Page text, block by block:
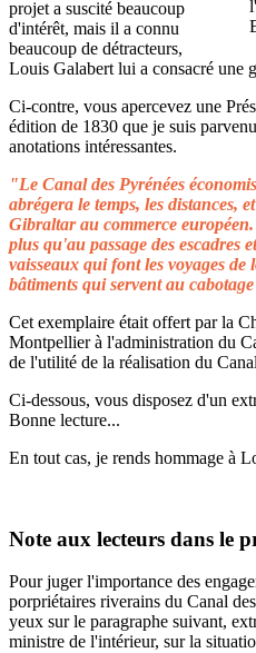
projet a suscité beaucoup
d'intérêt, mais il a connu
beaucoup de détracteurs,
Louis Galabert lui a consacré une
Ci-contre, vous apercevez une
édition de 1830 que je suis
anotations intéressantes.
"Le Canal des Pyrénées
abrégera le temps, les distances,
Gibraltar au commerce
plus qu'au passage des escadres
vaisseaux qui font les voyages de
bâtiments qui servent au
Cet exemplaire était offert par la
Montpellier à l'administration du
de l'utilité de la réalisation du
Ci-dessous, vous disposez d'un
Bonne lecture...
En tout cas, je rends hommage à
Note aux lecteurs dans le
Pour juger l'importance des
porpriétaires riverains du Canal
yeux sur le paragraphe suivant,
ministre de l'intérieur, sur la